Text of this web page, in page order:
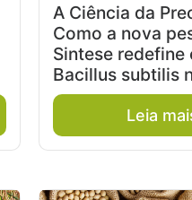
A Ciência da
Como a nova
Sintese redefine
Bacillus subtilis
Leia